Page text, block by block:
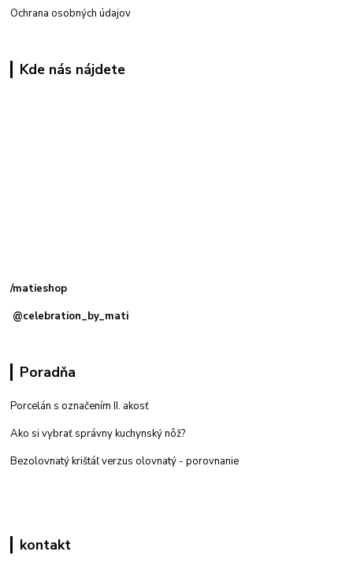
Ochrana osobných údajov
Kde nás nájdete
/matieshop
@celebration_by_mati
Poradňa
Porcelán s označením II. akosť
Ako si vybrať správny kuchynský nôž?
Bezolovnatý krištáľ verzus olovnatý - porovnanie
kontakt